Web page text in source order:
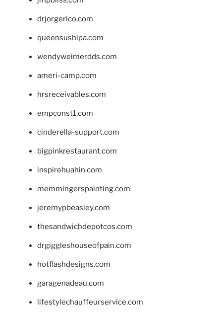
drjorgerico.com
queensushipa.com
wendyweimerdds.com
ameri-camp.com
hrsreceivables.com
empconst1.com
cinderella-support.com
bigpinkrestaurant.com
inspirehuahin.com
memmingerspainting.com
jeremypbeasley.com
thesandwichdepotcos.com
drgiggleshouseofpain.com
hotflashdesigns.com
garagenadeau.com
lifestylechauffeurservice.com